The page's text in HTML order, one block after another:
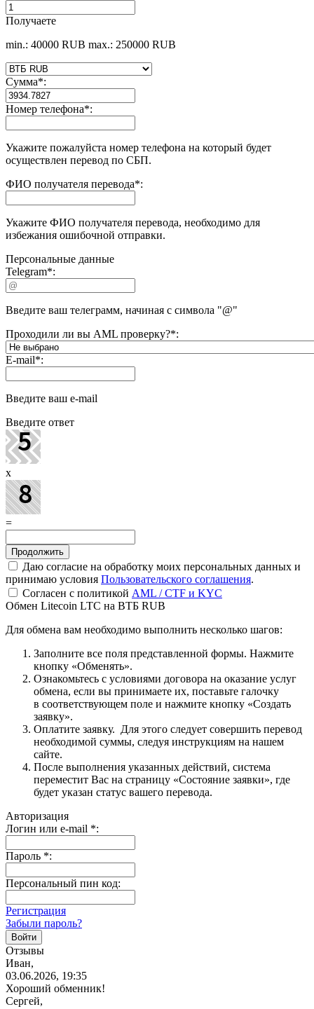
Получаете
min.: 40000 RUB max.: 250000 RUB
Сумма*:
Номер телефона*:
Укажите пожалуйста номер телефона на который будет
осуществлен перевод по СБП.
ФИО получателя перевода*:
Укажите ФИО получателя перевода, необходимо для
избежания ошибочной отправки.
Персональные данные
Telegram*:
Введите ваш телеграмм, начиная с символа "@"
Проходили ли вы AML проверку?*:
E-mail*:
Введите ваш e-mail
Введите ответ
x
=
Даю согласие на обработку моих персональных данных и
принимаю условия Пользовательского соглашения.
Согласен с политикой AML / CTF и KYC
Обмен Litecoin LTC на ВТБ RUB
Для обмена вам необходимо выполнить несколько шагов:
Заполните все поля представленной формы. Нажмите
кнопку «Обменять».
Ознакомьтесь с условиями договора на оказание услуг
обмена, если вы принимаете их, поставьте галочку
в соответствующем поле и нажмите кнопку «Создать
заявку».
Оплатите заявку. Для этого следует совершить перевод
необходимой суммы, следуя инструкциям на нашем
сайте.
После выполнения указанных действий, система
переместит Вас на страницу «Состояние заявки», где
будет указан статус вашего перевода.
Авторизация
Логин или e-mail *:
Пароль *:
Персональный пин код:
Регистрация
Забыли пароль?
Отзывы
Иван,
03.06.2026, 19:35
Хороший обменник!
Сергей,